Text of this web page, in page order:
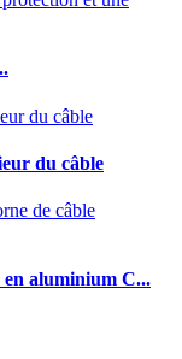
du câble
en aluminium C...